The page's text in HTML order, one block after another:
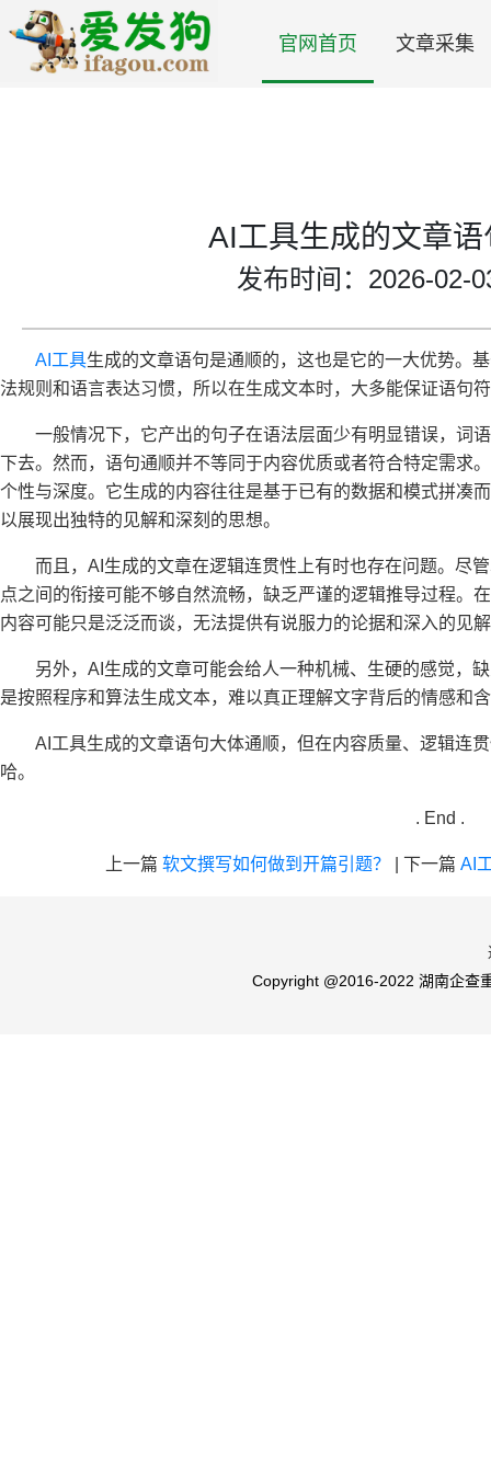
官网首页 文章采集
AI工具生成的文章
发布时间：2026-02-
AI工具生成的文章语句是通顺的，这也是它的一大优势。
法规则和语言表达习惯，所以在生成文本时，大多能保证语句
一般情况下，它产出的句子在语法层面少有明显错误，词
下去。然而，语句通顺并不等同于内容优质或者符合特定需求
个性与深度。它生成的内容往往是基于已有的数据和模式拼凑
以展现出独特的见解和深刻的思想。
而且，AI生成的文章在逻辑连贯性上有时也存在问题。尽
点之间的衔接可能不够自然流畅，缺乏严谨的逻辑推导过程。
内容可能只是泛泛而谈，无法提供有说服力的论据和深入的见
另外，AI生成的文章可能会给人一种机械、生硬的感觉，
是按照程序和算法生成文本，难以真正理解文字背后的情感和
AI工具生成的文章语句大体通顺，但在内容质量、逻辑连
哈。
. End .
上一篇 软文撰写如何做到开篇引题？ 下一篇 AI
Copyright @2016-2022 湖南企查